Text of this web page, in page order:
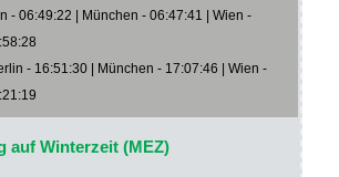
- 06:49:22 | München - 06:47:41 | Wien -
- 16:51:30 | München - 17:07:46 | Wien -
auf Winterzeit (MEZ)